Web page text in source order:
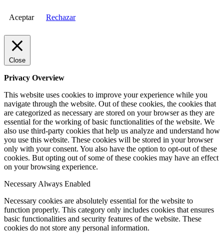
Aceptar Rechazar
Close
Privacy Overview
This website uses cookies to improve your experience while you
navigate through the website. Out of these cookies, the cookies that
are categorized as necessary are stored on your browser as they are
essential for the working of basic functionalities of the website. We
also use third-party cookies that help us analyze and understand how
you use this website. These cookies will be stored in your browser
only with your consent. You also have the option to opt-out of these
cookies. But opting out of some of these cookies may have an effect
on your browsing experience.
Necessary Always Enabled
Necessary cookies are absolutely essential for the website to
function properly. This category only includes cookies that ensures
basic functionalities and security features of the website. These
cookies do not store any personal information.